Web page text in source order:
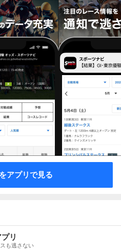
アプリで見る
リ
も逃さない